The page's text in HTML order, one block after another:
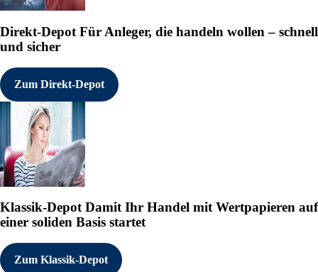
Direkt-Depot Für Anleger, die handeln wollen – schnell
und sicher
Zum Direkt-Depot
Klassik-DepotDamit Ihr Handel mit Wertpapieren auf
einer soliden Basis startet
Zum Klassik-Depot